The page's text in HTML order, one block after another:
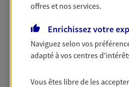
offres et nos services.
Enrichissez votre
Naviguez selon vos
adapté à vos centres
Vous êtes libre de les